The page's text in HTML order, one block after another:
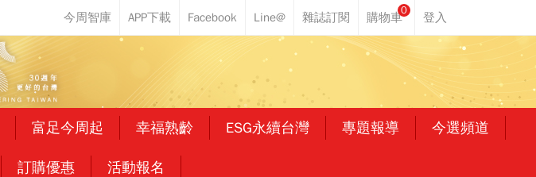
0
富足今周起 幸福熟齡 ESG永續台灣 專題報導 今選頻道
訂購優惠 活動報名